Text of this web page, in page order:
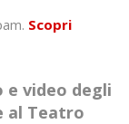
Scopri
e video degli
al Teatro